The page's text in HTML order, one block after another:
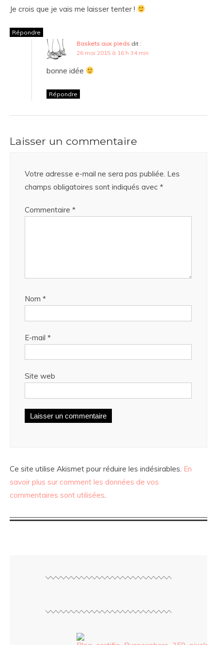
Je crois que je vais me laisser tenter !
Répondre
Baskets aux pieds dit :
26 mai 2015 à 16 h 34 min
bonne idée
Répondre
Laisser un commentaire
Votre adresse e-mail ne sera pas publiée. Les
champs obligatoires sont indiqués avec *
Commentaire *
Nom *
E-mail *
Site web
Ce site utilise Akismet pour réduire les indésirables. En
savoir plus sur comment les données de vos
commentaires sont utilisées.